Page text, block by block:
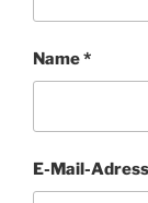
Name*
E-Mail-